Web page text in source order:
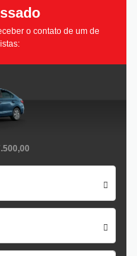
o contato de um de